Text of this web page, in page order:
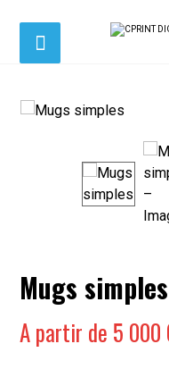
Mugs simples
A partir de 5 000